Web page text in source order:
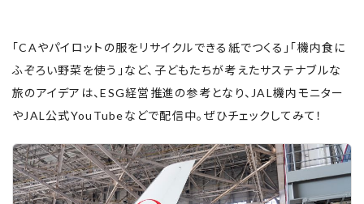
「CAやパイロットの服をリサイクルできる紙でつくる」「機内食に
ふぞろい野菜を使う」など、子どもたちが考えたサステナブルな
旅のアイデアは、ESG経営推進の参考となり、JAL機内モニター
やJAL公式YouTubeなどで配信中。ぜひチェックしてみて！